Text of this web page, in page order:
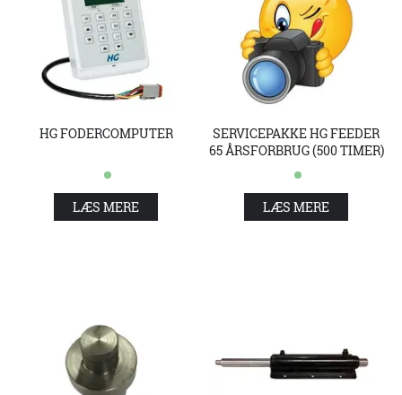
HG FODERCOMPUTER
LÆS MERE
SERVICEPAKKE HG FEEDER
65 ÅRSFORBRUG (500 TIMER)
LÆS MERE